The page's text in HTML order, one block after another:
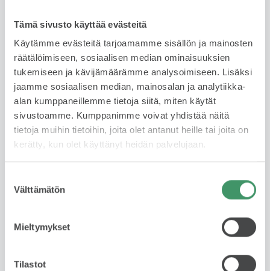
Tämä sivusto käyttää evästeitä
Käytämme evästeitä tarjoamamme sisällön ja mainosten
räätälöimiseen, sosiaalisen median ominaisuuksien
tukemiseen ja kävijämäärämme analysoimiseen. Lisäksi
jaamme sosiaalisen median, mainosalan ja analytiikka-
alan kumppaneillemme tietoja siitä, miten käytät
sivustoamme. Kumppanimme voivat yhdistää näitä
tietoja muihin tietoihin, joita olet antanut heille tai joita on
kerätty, kun olet käyttänyt heidän palvelujaan.
valinta
Välttämätön
Mieltymykset
Tilastot
Lue lisää
Yksityisleasing
Kysy saatavuudesta
Käytetyn auton leasing on fiksu valinta, jos haluat ajaa
laadukkaalla autolla ilman omistamiseen liittyviä
1-3 vuotta ja kilometrimäärä 10 tkm, 15 tkm tai 20
autoilla – maksat vain käytöstä, et omistuksesta.